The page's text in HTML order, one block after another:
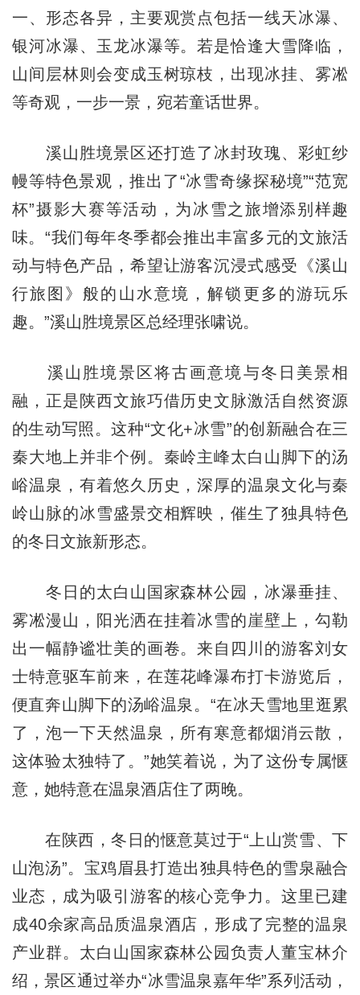
一、形态各异，主要观赏点包括一线天冰瀑、
银河冰瀑、玉龙冰瀑等。若是恰逢大雪降临，
山间层林则会变成玉树琼枝，出现冰挂、雾凇
等奇观，一步一景，宛若童话世界。
溪山胜境景区还打造了冰封玫瑰、彩虹纱
幔等特色景观，推出了“冰雪奇缘探秘境”“范宽
杯”摄影大赛等活动，为冰雪之旅增添别样趣
味。“我们每年冬季都会推出丰富多元的文旅活
动与特色产品，希望让游客沉浸式感受《溪山
行旅图》般的山水意境，解锁更多的游玩乐
趣。”溪山胜境景区总经理张啸说。
溪山胜境景区将古画意境与冬日美景相
融，正是陕西文旅巧借历史文脉激活自然资源
的生动写照。这种“文化+冰雪”的创新融合在三
秦大地上并非个例。秦岭主峰太白山脚下的汤
峪温泉，有着悠久历史，深厚的温泉文化与秦
岭山脉的冰雪盛景交相辉映，催生了独具特色
的冬日文旅新形态。
冬日的太白山国家森林公园，冰瀑垂挂、
雾凇漫山，阳光洒在挂着冰雪的崖壁上，勾勒
出一幅静谧壮美的画卷。来自四川的游客刘女
士特意驱车前来，在莲花峰瀑布打卡游览后，
便直奔山脚下的汤峪温泉。“在冰天雪地里逛累
了，泡一下天然温泉，所有寒意都烟消云散，
这体验太独特了。”她笑着说，为了这份专属惬
意，她特意在温泉酒店住了两晚。
在陕西，冬日的惬意莫过于“上山赏雪、下
山泡汤”。宝鸡眉县打造出独具特色的雪泉融合
业态，成为吸引游客的核心竞争力。这里已建
成40余家高品质温泉酒店，形成了完整的温泉
产业群。太白山国家森林公园负责人董宝林介
绍，景区通过举办“冰雪温泉嘉年华”系列活动，